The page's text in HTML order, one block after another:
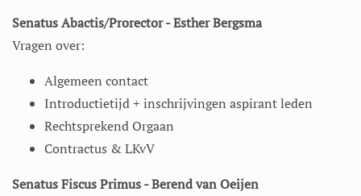
Senatus Abactis/Prorector - Esther Bergsma
Vragen over:
Algemeen contact
Introductietijd + inschrijvingen aspirant leden
Rechtsprekend Orgaan
Contractus & LKvV
Senatus Fiscus Primus - Berend van Oeijen